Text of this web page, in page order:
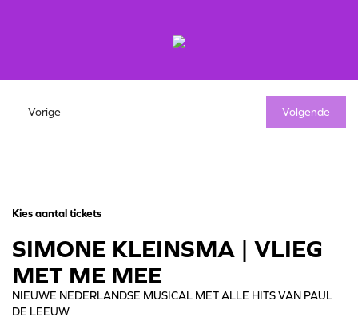
Vorige Volgende
Kies aantal tickets
SIMONE KLEINSMA | VLIEG
MET ME MEE
NIEUWE NEDERLANDSE MUSICAL MET ALLE HITS VAN PAUL
DE LEEUW